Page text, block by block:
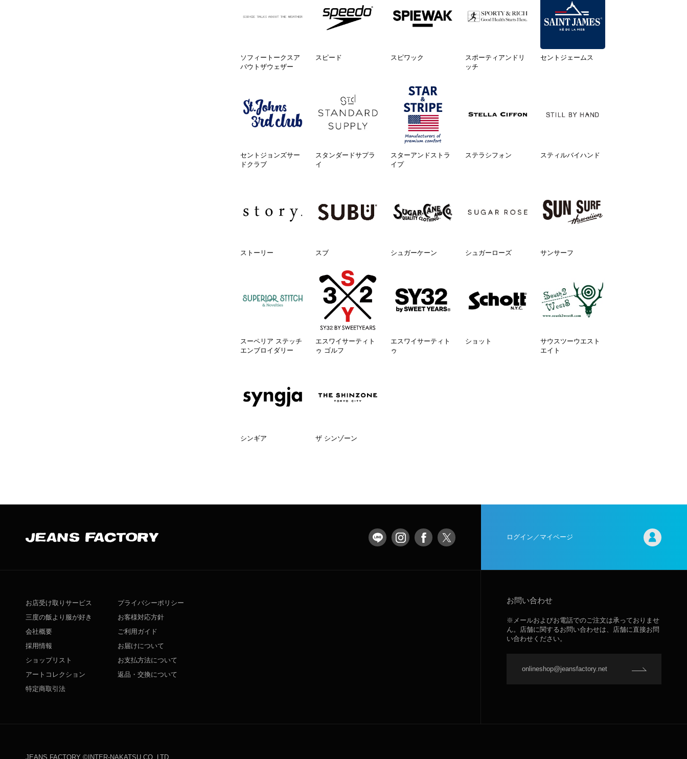
ソフィートークスア
バウトザウェザー
スピード スピワック
スポーティアンドリ
ッチ
セントジェームス
セントジョンズサー
ドクラブ
スタンダードサプラ
イ
スターアンドストラ
イプ
ステラシフォン スティルバイハンド
ストーリー スブ シュガーケーン シュガーローズ サンサーフ
スーペリア ステッチ
エンブロイダリー
エスワイサーティト
ゥ ゴルフ
エスワイサーティト
ゥ
ショット
サウスツーウエスト
エイト
シンギア ザ シンゾーン
ログイン／マイページ
お店受け取りサービス
三度の飯より服が好き
会社概要
採用情報
ショップリスト
アートコレクション
特定商取引法
プライバシーポリシー
お客様対応方針
ご利用ガイド
お届けについて
お支払方法について
返品・交換について
お問い合わせ
※メールおよびお電話でのご注文は承っておりませ
ん。店舗に関するお問い合わせは、店舗に直接お問
い合わせください。
onlineshop@jeansfactory.net
JEANS FACTORY ©INTER-NAKATSU CO.,LTD.